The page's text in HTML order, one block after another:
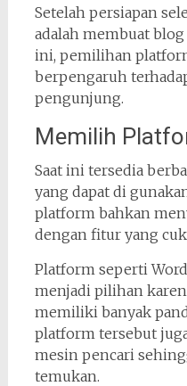
Setelah persiapan
adalah membuat blog
ini, pemilihan
berpengaruh
pengunjung.
Memilih
Saat ini tersedia
yang dapat di
platform bahkan
dengan fitur yang
Platform seperti
menjadi pilihan
memiliki banyak
platform tersebut
mesin pencari
temukan.